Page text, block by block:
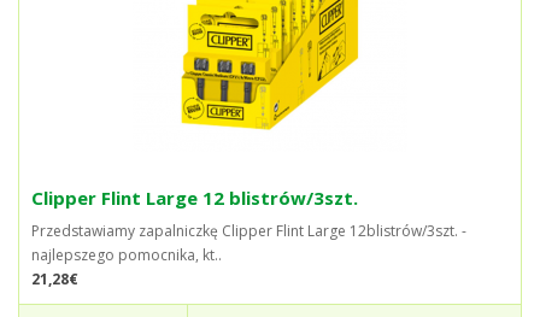
Clipper Flint Large 12 blistrów/3szt.
Przedstawiamy zapalniczkę Clipper Flint Large 12blistrów/3szt. -
najlepszego pomocnika, kt..
21,28€